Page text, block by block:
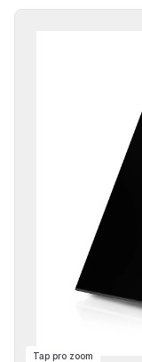
Tap pro zoom